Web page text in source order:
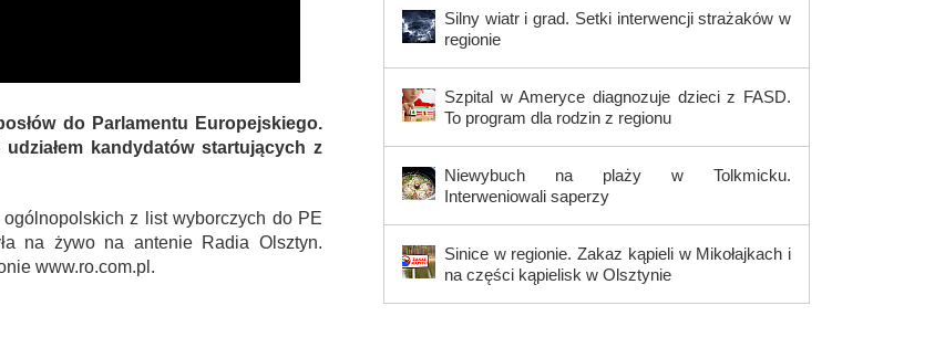
do Parlamentu Europejskiego.
kandydatów startujących z
z list wyborczych do PE
na żywo na antenie Radia Olsztyn.
www.ro.com.pl.
Silny wiatr i grad. Setki interwencji strażaków w
regionie
Szpital w Ameryce diagnozuje dzieci z FASD.
To program dla rodzin z regionu
Niewybuch na plaży w Tolkmicku.
Interweniowali saperzy
Sinice w regionie. Zakaz kąpieli w Mikołajkach i
na części kąpielisk w Olsztynie